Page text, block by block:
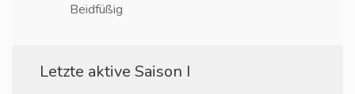
Beidfüßig
Letzte aktive Saison I